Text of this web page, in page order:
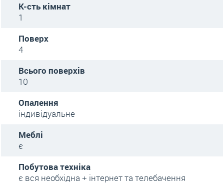
К-сть кімнат
1
Поверх
4
Всього поверхів
10
Опалення
індивідуальне
Меблі
є
Побутова техніка
є вся необхідна + інтернет та телебачення